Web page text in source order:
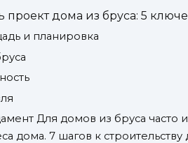
проект дома из бруса: 5
и планировка
Для домов из бруса часто
дома. 7 шагов к